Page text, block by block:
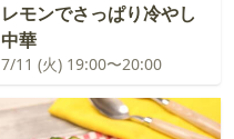
レモンでさっぱり冷やし
中華
7/11 (火) 19:00〜20:00